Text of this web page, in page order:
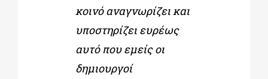
κοινό αναγνωρίζει και
υποστηρίζει ευρέως
αυτό που εμείς οι
δημιουργοί